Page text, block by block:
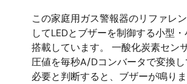
この家庭用ガス警報器のリファレ
してLEDとブザーを制御する小型
搭載しています。 一酸化炭素セン
圧値を毎秒A/Dコンバータで変換
必要と判断すると、ブザーが鳴り